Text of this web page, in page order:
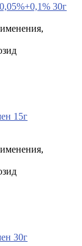
30г